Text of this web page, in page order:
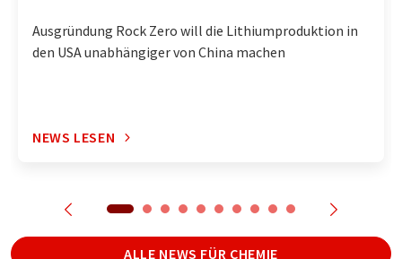
Ausgründung Rock Zero will die Lithiumproduktion in
den USA unabhängiger von China machen
NEWS LESEN
ALLE NEWS FÜR CHEMIE